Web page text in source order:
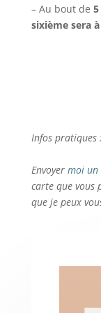
– Au bout de
sixième sera
Infos pratiques :
Envoyer moi
carte que vous
que je peux